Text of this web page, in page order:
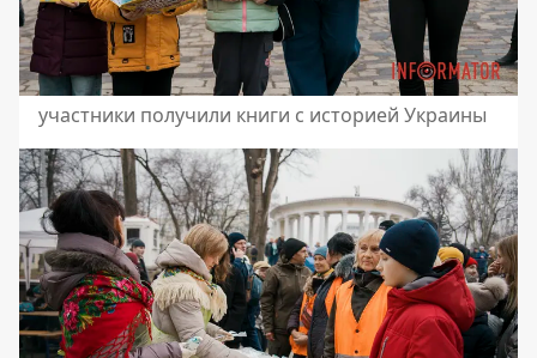
участники получили книги с историей Украины